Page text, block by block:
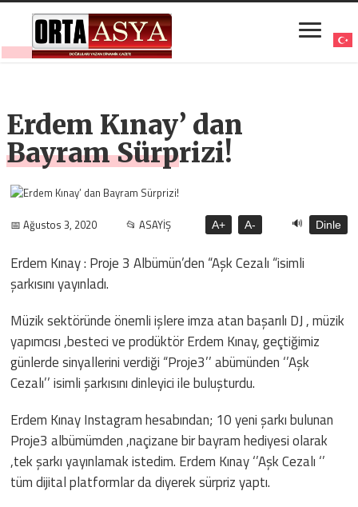
Erdem Kınay’ dan
Bayram Sürprizi!
📅 Ağustos 3, 2020 📂 ASAYİŞ A+ A- 🔊 Dinle
Erdem Kınay : Proje 3 Albümün’den “Aşk Cezalı “isimli
şarkısını yayınladı.
Müzik sektöründe önemli işlere imza atan başarılı DJ , müzik
yapımcısı ,besteci ve prodüktör Erdem Kınay, geçtiğimiz
günlerde sinyallerini verdiği “Proje3’’ abümünden ‘’Aşk
Cezalı’’ isimli şarkısını dinleyici ile buluşturdu.
Erdem Kınay Instagram hesabından; 10 yeni şarkı bulunan
Proje3 albümümden ,naçizane bir bayram hediyesi olarak
,tek şarkı yayınlamak istedim. Erdem Kınay ‘’Aşk Cezalı ‘’
tüm dijital platformlar da diyerek sürpriz yaptı.